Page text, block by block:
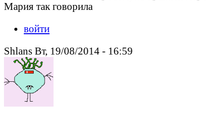
Мария так говорила
войти
Shlans Вт, 19/08/2014 - 16:59